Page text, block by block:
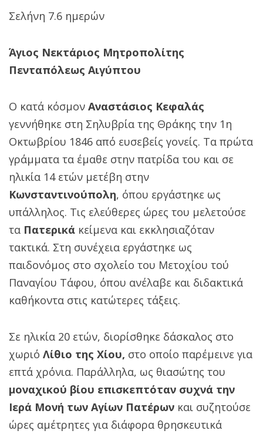
Σελήνη 7.6 ημερών
Άγιος Νεκτάριος Μητροπολίτης
Πενταπόλεως Αιγύπτου
Ο κατά κόσμον Αναστάσιος Κεφαλάς
γεννήθηκε στη Σηλυβρία της Θράκης την 1η
Οκτωβρίου 1846 από ευσεβείς γονείς. Τα πρώτα
γράμματα τα έμαθε στην πατρίδα του και σε
ηλικία 14 ετών μετέβη στην
Κωνσταντινούπολη, όπου εργάστηκε ως
υπάλληλος. Τις ελεύθερες ώρες του μελετούσε
τα Πατερικά κείμενα και εκκλησιαζόταν
τακτικά. Στη συνέχεια εργάστηκε ως
παιδονόμος στο σχολείο του Μετοχίου τού
Παναγίου Τάφου, όπου ανέλαβε και διδακτικά
καθήκοντα στις κατώτερες τάξεις.
Σε ηλικία 20 ετών, διορίσθηκε δάσκαλος στο
χωριό Λίθιο της Χίου, στο οποίο παρέμεινε για
επτά χρόνια. Παράλληλα, ως θιασώτης του
μοναχικού βίου επισκεπτόταν συχνά την
Ιερά Μονή των Αγίων Πατέρων και συζητούσε
ώρες αμέτρητες για διάφορα θρησκευτικά